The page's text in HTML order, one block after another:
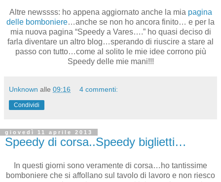
Altre newssss: ho appena aggiornato anche la mia pagina
delle bomboniere…anche se non ho ancora finito… e per la
mia nuova pagina “Speedy a Vares….” ho quasi deciso di
farla diventare un altro blog…sperando di riuscire a stare al
passo con tutto…come al solito le mie idee corrono più
Speedy delle mie mani!!!
Unknown alle 09:16 4 commenti:
Condividi
giovedì 11 aprile 2013
Speedy di corsa..Speedy biglietti…
In questi giorni sono veramente di corsa…ho tantissime
bomboniere che si affollano sul tavolo di lavoro e non riesco